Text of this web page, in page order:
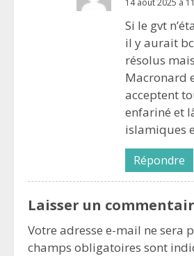
Si le gvt
il y aurait
résolus
Macronard
acceptent
enfariné et
islamiques
Répondre
Laisser un
Votre adresse e-mail ne sera
champs obligatoires sont